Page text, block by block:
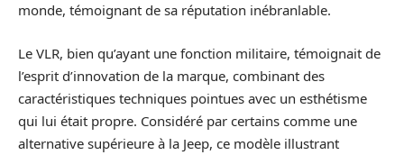
monde, témoignant de sa réputation inébranlable.
Le VLR, bien qu’ayant une fonction militaire, témoignait de
l’esprit d’innovation de la marque, combinant des
caractéristiques techniques pointues avec un esthétisme
qui lui était propre. Considéré par certains comme une
alternative supérieure à la Jeep, ce modèle illustrant